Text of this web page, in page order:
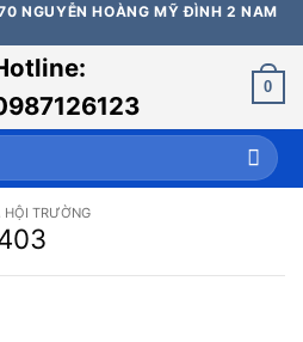
NGUYỄN HOÀNG MỸ ĐÌNH 2 NAM
0
HỘI TRƯỜNG